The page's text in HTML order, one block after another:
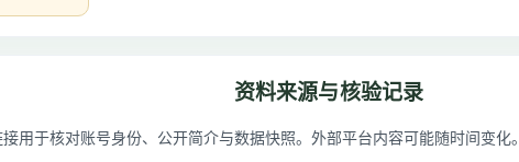
资料来源与核验记录
接用于核对账号身份、公开简介与数据快照。外部平台内容可能随时间变化。